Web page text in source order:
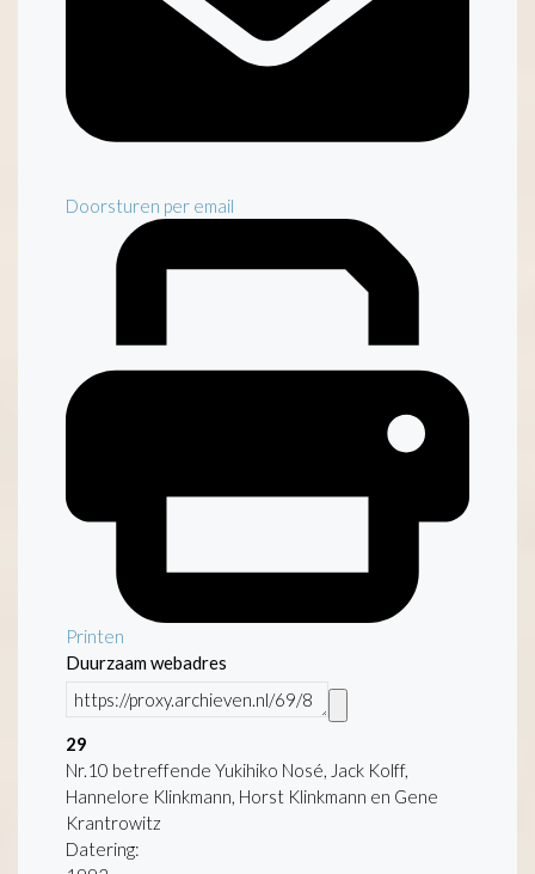
Doorsturen per email
Printen
Duurzaam webadres
29
Nr.10 betreffende Yukihiko Nosé, Jack Kolff,
Hannelore Klinkmann, Horst Klinkmann en Gene
Krantrowitz
Datering: